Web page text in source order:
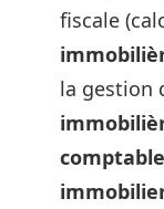
fiscale
la gestion
comptable